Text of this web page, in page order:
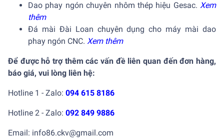
Dao phay ngón chuyên nhôm thép hiệu Gesac. Xem
thêm
Đá mài Đài Loan chuyên dụng cho máy mài dao
phay ngón CNC. Xem thêm
Để được hỗ trợ thêm các vấn đề liên quan đến đơn hàng,
báo giá, vui lòng liên hệ:
Hotline 1 - Zalo: 094 615 8186
Hotline 2 - Zalo: 092 849 9886
Email: info86.ckv@gmail.com